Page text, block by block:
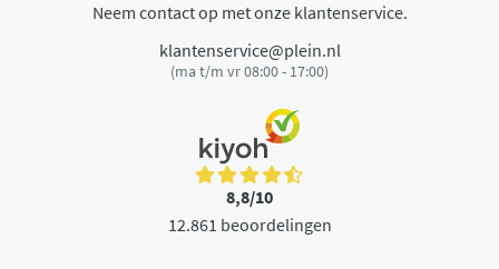
Neem contact op met onze klantenservice.
klantenservice@plein.nl
(ma t/m vr 08:00 - 17:00)
8,8/10
12.861 beoordelingen